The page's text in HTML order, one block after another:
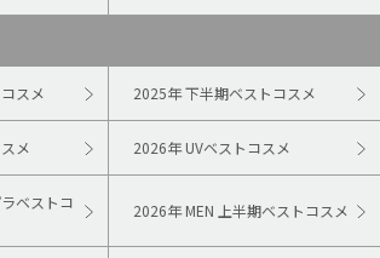
スメ 2025年 下半期ベストコスメ
メ 2026年 UVベストコスメ
ベストコ
2026年 MEN 上半期ベストコスメ